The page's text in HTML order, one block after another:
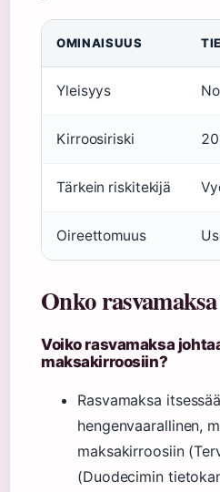
OMINAISUUS
Yleisyys
Kirroosiriski
Tärkein riskitekijä
Oireettomuus
Onko
Voiko rasvamaksa
maksakirroosiin?
Rasvamaksa
hengenvaarallinen,
maksakirroosiin
(Duodecimin